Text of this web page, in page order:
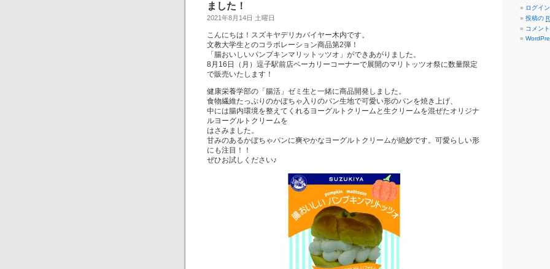
ました！
2021年8月14日 土曜日
こんにちは！スズキヤデリカバイヤー木内です。
文教大学生とのコラボレーション商品第2弾！
「腸おいしいパンプキンマリットッツオ」ができあがりました。
8月16日（月）逗子駅前店ベーカリーコーナーで展開のマリトッツオ祭に数量限定
で販売いたします！
健康栄養学部の「腸活」ゼミ生と一緒に商品開発しました。
食物繊維たっぷりのかぼちゃ入りのパン生地で可愛い形のパンを焼き上げ、
中には腸内環境を整えてくれるヨーグルトクリームと生クリームを混ぜたオリジナ
ルヨーグルトクリームを
はさみました。
甘みのあるかぼちゃパンに爽やかなヨーグルトクリームが絶妙です。可愛らしい形
にも注目！！
ぜひお試しください♪
ログイン
投稿の
コメン